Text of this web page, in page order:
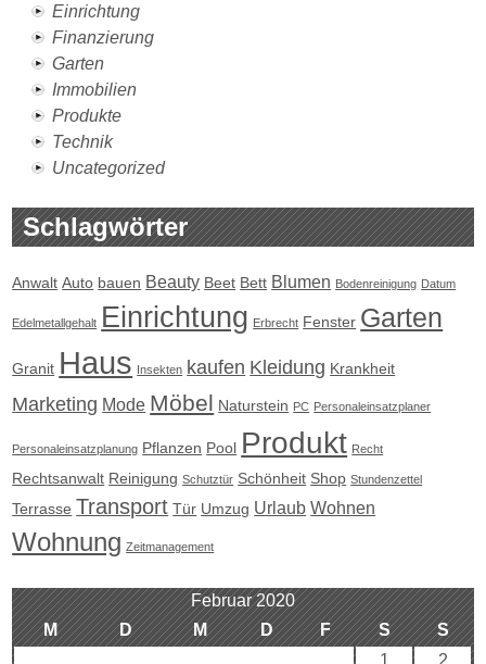
Einrichtung
Finanzierung
Garten
Immobilien
Produkte
Technik
Uncategorized
Schlagwörter
Anwalt Auto bauen Beauty Beet Bett Blumen Bodenreinigung Datum
Edelmetallgehalt Einrichtung Erbrecht Fenster Garten
Granit Haus Insekten kaufen Kleidung Krankheit
Marketing Mode Möbel Naturstein PC Personaleinsatzplaner
Personaleinsatzplanung Pflanzen Pool Produkt Recht
Rechtsanwalt Reinigung Schutztür Schönheit Shop Stundenzettel
Terrasse Transport Tür Umzug Urlaub Wohnen
Wohnung Zeitmanagement
Februar 2020
M
D M D F S
S
1
2